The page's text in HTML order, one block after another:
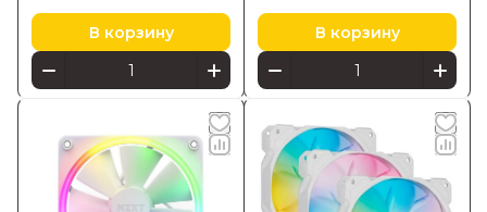
В корзину В корзину